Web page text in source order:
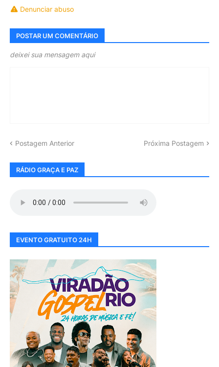
Denunciar abuso
POSTAR UM COMENTÁRIO
deixei sua mensagem aqui
Postagem Anterior Próxima Postagem
RÁDIO GRAÇA E PAZ
EVENTO GRATUITO 24H